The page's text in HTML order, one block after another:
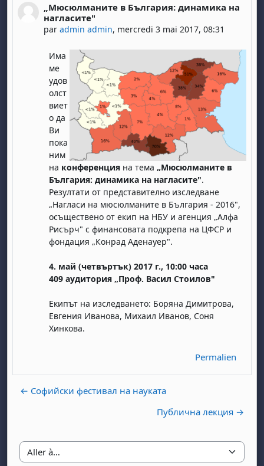
„Мюсюлманите в България: динамика на
нагласите"
paradmin admin, mercredi 3 mai 2017, 08:31
Nombre de réponses : 0
Има
ме
удов
олст
виет
о да
Ви
пока
ним
на конференция на тема „Мюсюлманите в
България: динамика на нагласите".
Резултати от представително изследване
„Нагласи на мюсюлманите в България - 2016",
осъществено от екип на НБУ и агенция „Алфа
Рисърч" с финансовата подкрепа на ЦФСР и
фондация „Конрад Аденауер".
4. май (четвъртък) 2017 г., 10:00 часа
409 аудитория „Проф. Васил Стоилов"
Екипът на изследването: Боряна Димитрова,
Евгения Иванова, Михаил Иванов, Соня
Хинковa.
Permalien
← Софийски фестивал на науката
Публична лекция →
Aller à…
samedi 1 août
dimanche 2 août
7 août
samedi 8 août
dimanche 9 août
28 août
samedi 29 août
dimanche 30 août